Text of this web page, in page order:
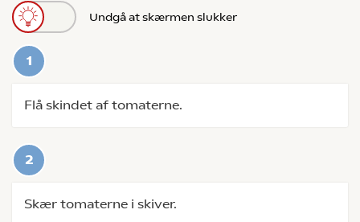
Undgå at skærmen slukker
Flå skindet af tomaterne.
Skær tomaterne i skiver.